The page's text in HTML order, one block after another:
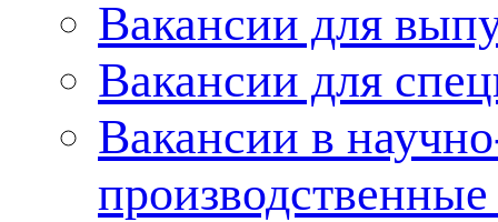
Вакансии для
Вакансии для
Вакансии в